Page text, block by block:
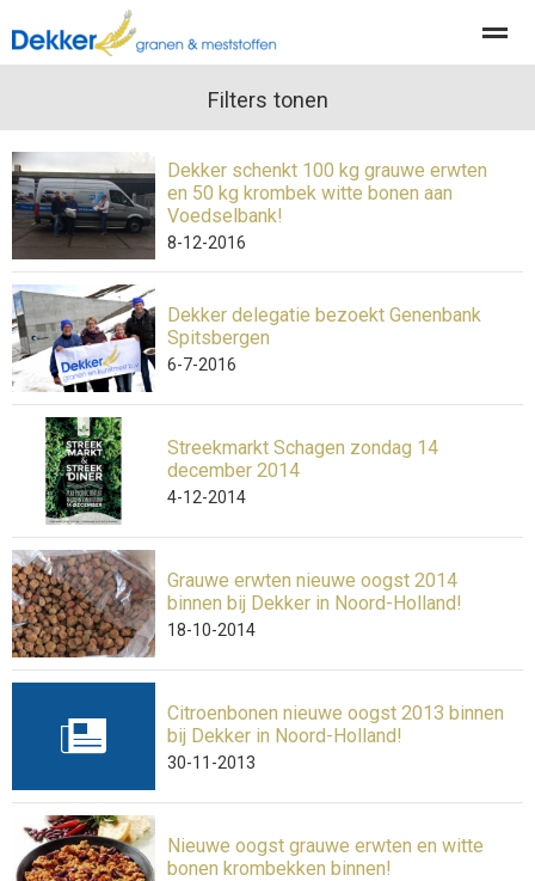
Actueel Organisatie
Home Nieuws Locatie Contact
Filters tonen
Dekker schenkt 100 kg grauwe erwten
en 50 kg krombek witte bonen aan
Voedselbank!
8-12-2016
Dekker delegatie bezoekt Genenbank
Spitsbergen
6-7-2016
Streekmarkt Schagen zondag 14
december 2014
4-12-2014
Grauwe erwten nieuwe oogst 2014
binnen bij Dekker in Noord-Holland!
18-10-2014
Citroenbonen nieuwe oogst 2013 binnen
bij Dekker in Noord-Holland!
30-11-2013
Nieuwe oogst grauwe erwten en witte
bonen krombekken binnen!